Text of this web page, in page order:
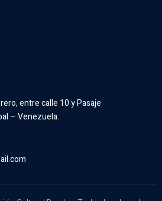
entre calle 10 y Pasaje
– Venezuela.